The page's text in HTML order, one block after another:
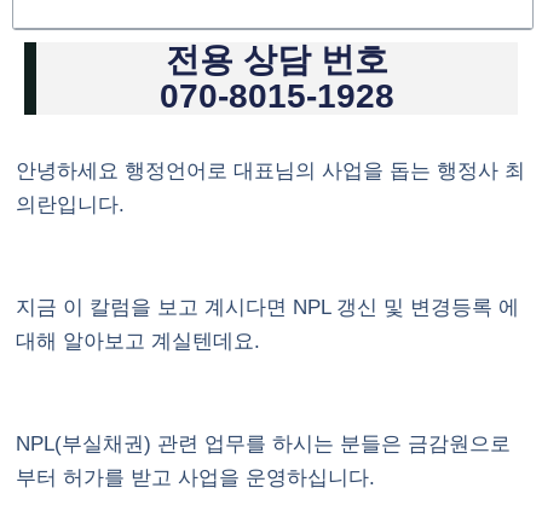
전용 상담 번호
070-8015-1928
안녕하세요 행정언어로 대표님의 사업을 돕는 행정사 최
의란입니다.
지금 이 칼럼을 보고 계시다면 NPL 갱신 및 변경등록 에
대해 알아보고 계실텐데요.
NPL(부실채권) 관련 업무를 하시는 분들은 금감원으로
부터 허가를 받고 사업을 운영하십니다.